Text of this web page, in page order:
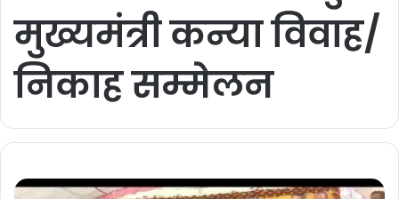
मुख्यमंत्री कन्या विवाह/
निकाह सम्मेलन